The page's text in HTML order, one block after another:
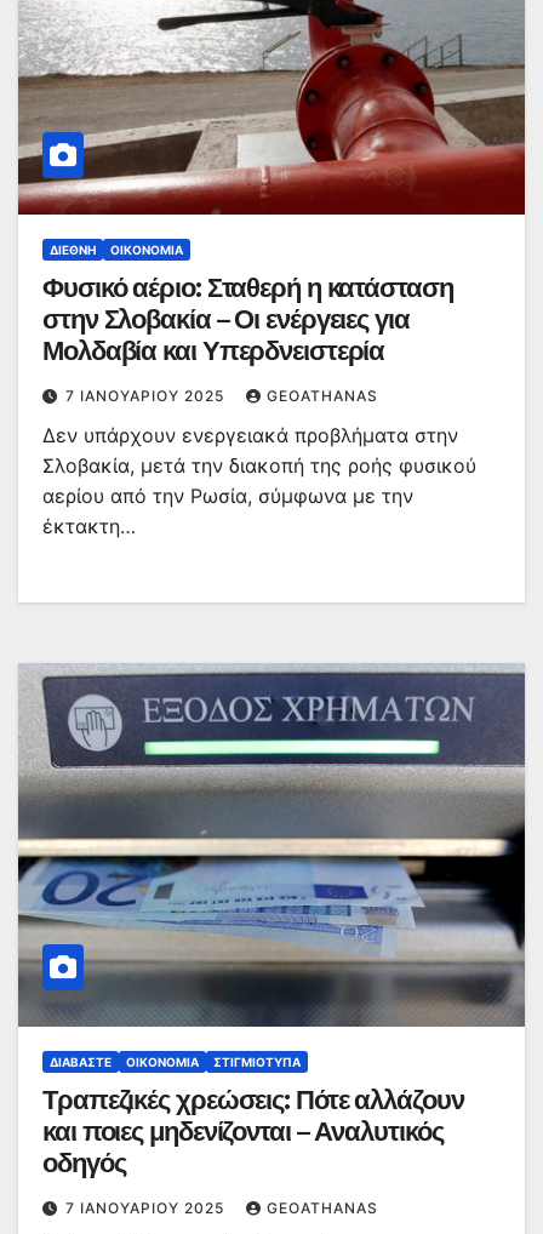
ΔΙΕΘΝΉ ΟΙΚΟΝΟΜΊΑ
Φυσικό αέριο: Σταθερή η κατάσταση
στην Σλοβακία – Οι ενέργειες για
Μολδαβία και Υπερδνειστερία
7 ΙΑΝΟΥΑΡΊΟΥ 2025 GEOATHANAS
Δεν υπάρχουν ενεργειακά προβλήματα στην
Σλοβακία, μετά την διακοπή της ροής φυσικού
αερίου από την Ρωσία, σύμφωνα με την
έκτακτη…
ΔΙΑΒΆΣΤΕ ΟΙΚΟΝΟΜΊΑ ΣΤΙΓΜΙΌΤΥΠΑ
Τραπεζικές χρεώσεις: Πότε αλλάζουν
και ποιες μηδενίζονται – Αναλυτικός
οδηγός
7 ΙΑΝΟΥΑΡΊΟΥ 2025 GEOATHANAS